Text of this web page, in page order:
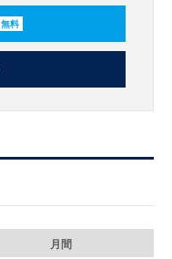
無料
月間